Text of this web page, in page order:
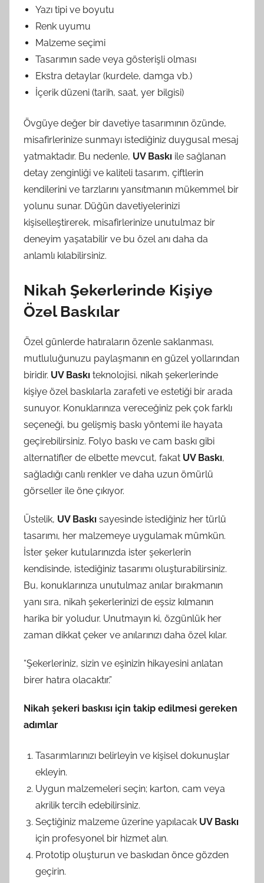
Yazı tipi ve boyutu
Renk uyumu
Malzeme seçimi
Tasarımın sade veya gösterişli olması
Ekstra detaylar (kurdele, damga vb.)
İçerik düzeni (tarih, saat, yer bilgisi)
Övgüye değer bir davetiye tasarımının özünde,
misafirlerinize sunmayı istediğiniz duygusal mesaj
yatmaktadır. Bu nedenle, UV Baskı ile sağlanan
detay zenginliği ve kaliteli tasarım, çiftlerin
kendilerini ve tarzlarını yansıtmanın mükemmel bir
yolunu sunar. Düğün davetiyelerinizi
kişiselleştirerek, misafirlerinize unutulmaz bir
deneyim yaşatabilir ve bu özel anı daha da
anlamlı kılabilirsiniz.
Nikah Şekerlerinde Kişiye
Özel Baskılar
Özel günlerde hatıraların özenle saklanması,
mutluluğunuzu paylaşmanın en güzel yollarından
biridir. UV Baskı teknolojisi, nikah şekerlerinde
kişiye özel baskılarla zarafeti ve estetiği bir arada
sunuyor. Konuklarınıza vereceğiniz pek çok farklı
seçeneği, bu gelişmiş baskı yöntemi ile hayata
geçirebilirsiniz. Folyo baskı ve cam baskı gibi
alternatifler de elbette mevcut, fakat UV Baskı,
sağladığı canlı renkler ve daha uzun ömürlü
görseller ile öne çıkıyor.
Üstelik, UV Baskı sayesinde istediğiniz her türlü
tasarımı, her malzemeye uygulamak mümkün.
İster şeker kutularınızda ister şekerlerin
kendisinde, istediğiniz tasarımı oluşturabilirsiniz.
Bu, konuklarınıza unutulmaz anılar bırakmanın
yanı sıra, nikah şekerlerinizi de eşsiz kılmanın
harika bir yoludur. Unutmayın ki, özgünlük her
zaman dikkat çeker ve anılarınızı daha özel kılar.
“Şekerleriniz, sizin ve eşinizin hikayesini anlatan
birer hatıra olacaktır.”
Nikah şekeri baskısı için takip edilmesi gereken
adımlar
Tasarımlarınızı belirleyin ve kişisel dokunuşlar
ekleyin.
Uygun malzemeleri seçin; karton, cam veya
akrilik tercih edebilirsiniz.
Seçtiğiniz malzeme üzerine yapılacak UV Baskı
için profesyonel bir hizmet alın.
Prototip oluşturun ve baskıdan önce gözden
geçirin.